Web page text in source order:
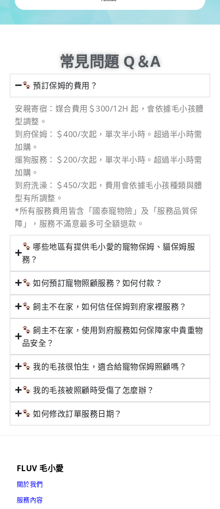
常見問題 Q＆A
預訂保姆的費用？
安親寄宿：媒合費用＄300/12H 起，會依據毛小孩體
型調整。
到府保姆：＄400/次起，單次半小時。超過半小時需
加購。
遛狗服務：＄200/次起，單次半小時。超過半小時需
加購。
到府洗澡：＄450/次起，費用會依據毛小孩種類與體
型有所調整。
*所有服務費用皆含「國泰寵物險」及「服務品質保
障」，服務不滿意最多可全額退款。
哪些地區有提供毛小愛的寵物保姆、貓保姆服
務？
如何預訂寵物照顧服務？如何付款？
飼主不在家，如何信任保姆到府家裡服務？
飼主不在家，使用到府服務如何保障家中貴重物
品安全？
我的毛孩很怕生，適合給寵物保姆照顧嗎？
我的毛孩被照顧時受傷了怎麼辦？
如何修改訂單服務日期？
FLUV 毛小愛
關於我們
服務內容